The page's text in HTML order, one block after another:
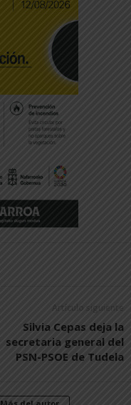
Artículo siguiente
Silvia Cepas deja la
secretaria general del
PSN-PSOE de Tudela